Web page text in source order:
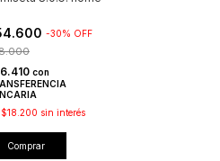
-30% OFF
con
$18.200 sin interés
Comprar